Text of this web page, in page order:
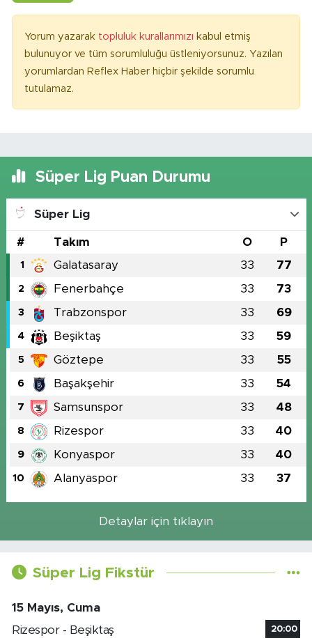
Yorum yazarak topluluk kurallarımızı kabul etmiş
bulunuyor ve tüm sorumluluğu üstleniyorsunuz. Yazılan
yorumlardan Reflex Haber hiçbir şekilde sorumlu
tutulamaz.
Süper Lig Puan Durumu
Süper Lig
# Takım O P
1 Galatasaray 33 77
2 Fenerbahçe 33 73
3 Trabzonspor 33 69
4 Beşiktaş 33 59
5 Göztepe 33 55
6 Başakşehir 33 54
7 Samsunspor 33 48
8 Rizespor 33 40
9 Konyaspor 33 40
10 Alanyaspor 33 37
Detaylar için tıklayın
Süper Lig Fikstür
15 Mayıs, Cuma
Rizespor - Beşiktaş
20:00